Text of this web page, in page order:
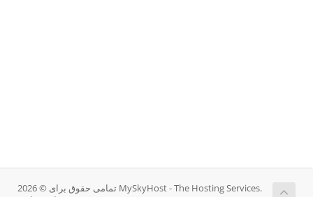
تمامی حقوق برای © 2026 MySkyHost - The Hosting Services.